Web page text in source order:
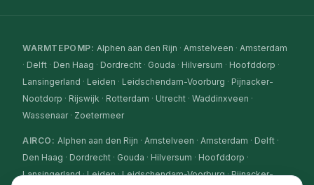
WARMTEPOMP:Alphen aan den Rijn ·Amstelveen ·Amsterdam
· Delft · Den Haag · Dordrecht · Gouda · Hilversum · Hoofddorp ·
Lansingerland · Leiden · Leidschendam-Voorburg · Pijnacker-
Nootdorp · Rijswijk · Rotterdam · Utrecht · Waddinxveen ·
Wassenaar· Zoetermeer
AIRCO :Alphen aan den Rijn ·Amstelveen ·Amsterdam · Delft ·
Den Haag · Dordrecht · Gouda · Hilversum · Hoofddorp ·
Lansingerland·Leiden·Leidschendam-Voorburg·Pijnacker-